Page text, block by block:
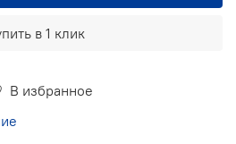
В избранное
в 1 клик